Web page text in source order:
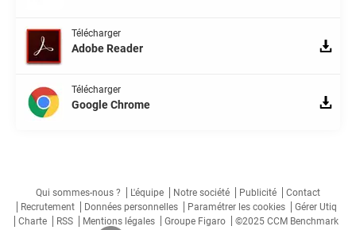
Télécharger
Adobe Reader
Télécharger
Google Chrome
Qui sommes-nous ? L'équipe Notre société Publicité
Contact
Recrutement
Données personnelles Paramétrer les cookies
Gérer Utiq
Charte
RSS Mentions légales Groupe Figaro ©2025 CCM Benchmark